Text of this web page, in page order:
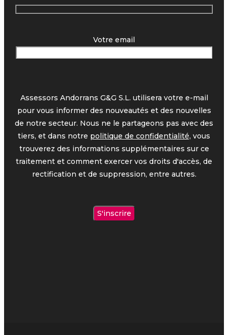
Votre email
Assessors Andorrans G&G S.L. utilisera votre e-mail
pour vous informer des nouveautés et des nouvelles
de notre secteur. Nous ne le partageons pas avec des
tiers, et dans notre politique de confidentialité, vous
trouverez des informations supplémentaires sur ce
traitement et comment exercer vos droits d'accès, de
rectification et de suppression, entre autres.